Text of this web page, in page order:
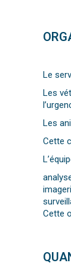
Le
Les
Les
Cette
Cette